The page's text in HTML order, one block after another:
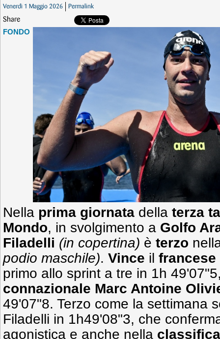
Venerdì 1 Maggio 2026 Permalink
Share
FONDO
Nella prima giornata della terza
Mondo, in svolgimento a Golfo
Filadelli (in copertina) è terzo
podio maschile). Vince il francese
primo allo sprint a tre in 1h
connazionale Marc Antoine
49'07"8. Terzo come la settimana
Filadelli in 1h49'08"3, che
agonistica e anche nella